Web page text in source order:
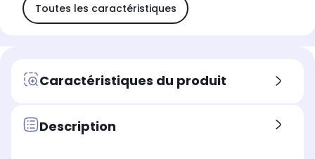
Toutes les caractéristiques
Caractéristiques du produit
Description